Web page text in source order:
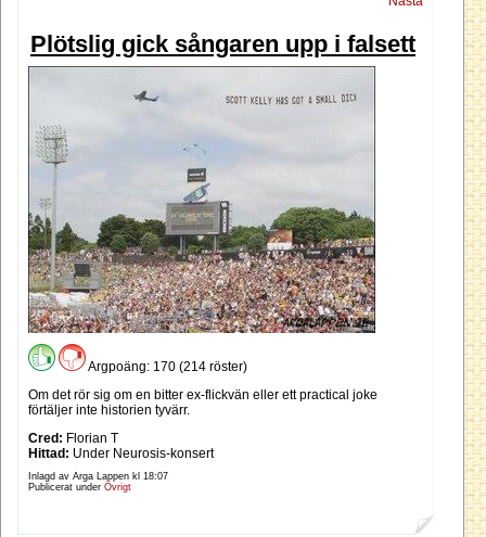
Plötslig gick sångaren upp i falsett
Argpoäng: 170 (214 röster)
Om det rör sig om en bitter ex-flickvän eller ett practical joke
förtäljer inte historien tyvärr.
Cred: Florian T
Hittad: Under Neurosis-konsert
Inlagd av Arga Lappen kl 18:07
Publicerat under Övrigt